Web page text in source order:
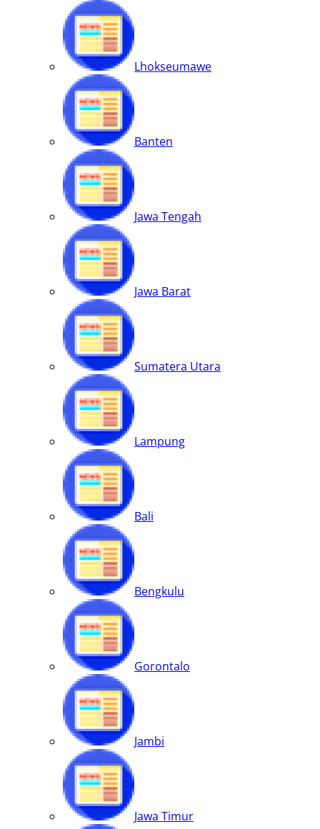
Lhokseumawe
Banten
Jawa Tengah
Jawa Barat
Sumatera Utara
Lampung
Bali
Bengkulu
Gorontalo
Jambi
Jawa Timur